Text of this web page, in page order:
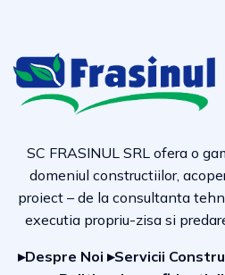
SC FRASINUL SRL ofera o
domeniul constructiilor,
proiect – de la consultanta
executia propriu-zisa si
▸Despre Noi ▸Servicii